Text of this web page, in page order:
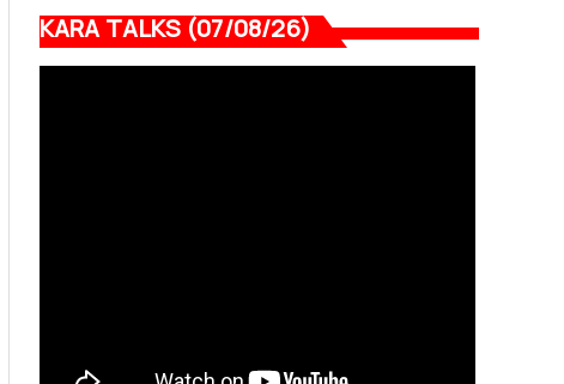
KARA TALKS (07/08/26)